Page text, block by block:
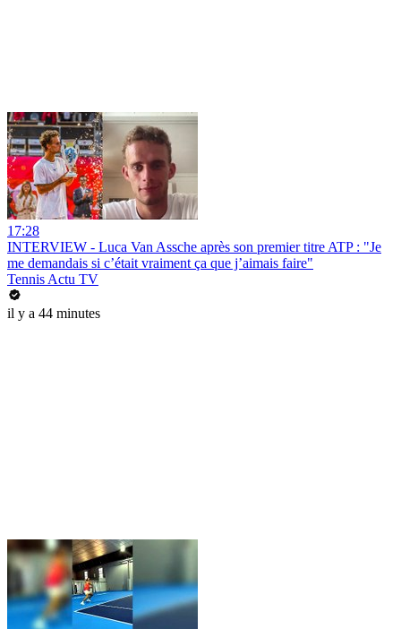
17:28
INTERVIEW - Luca Van Assche après son premier titre ATP : "Je
me demandais si c’était vraiment ça que j’aimais faire"
Tennis Actu TV
il y a 44 minutes